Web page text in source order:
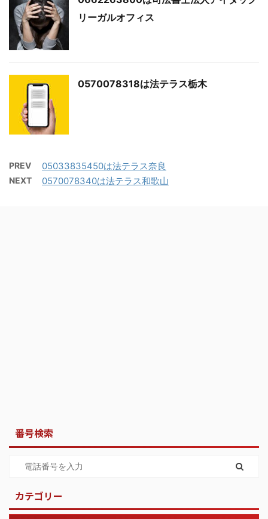
リーガルオフィス
0570078318は法テラス栃木
PREV 05033835450は法テラス奈良
NEXT 0570078340は法テラス和歌山
番号検索
カテゴリー